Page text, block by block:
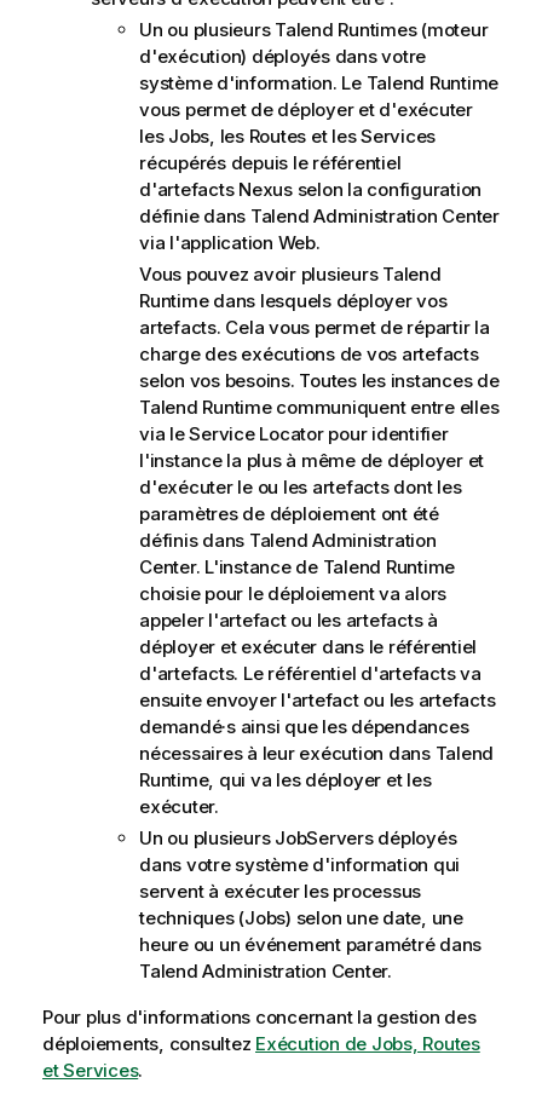
Un ou plusieurs Talend Runtimes (moteur
d'exécution) déployés dans votre
système d'information. Le Talend Runtime
vous permet de déployer et d'exécuter
les Jobs, les Routes et les Services
récupérés depuis le référentiel
d'artefacts Nexus selon la configuration
définie dans Talend Administration Center
via l'application Web.
Vous pouvez avoir plusieurs Talend
Runtime dans lesquels déployer vos
artefacts. Cela vous permet de répartir la
charge des exécutions de vos artefacts
selon vos besoins. Toutes les instances de
Talend Runtime communiquent entre elles
via leService Locatorpour identifier
l'instance la plus à même de déployer et
d'exécuter le ou les artefacts dont les
paramètres de déploiement ont été
définis dans Talend Administration
Center. L'instance de Talend Runtime
choisie pour le déploiement va alors
appeler l'artefact ou les artefacts à
déployer et exécuter dans le référentiel
d'artefacts. Le référentiel d'artefacts va
ensuite envoyer l'artefact ou les artefacts
demandé·s ainsi que les dépendances
nécessaires à leur exécution dans Talend
Runtime, qui va les déployer et les
exécuter.
Un ou plusieurs JobServers déployés
dans votre système d'information qui
servent à exécuter les processus
techniques (Jobs) selon une date, une
heure ou un événement paramétré dans
Talend Administration Center.
Pour plus d'informations concernant la gestion des
déploiements, consultez Exécution de Jobs, Routes
et Services.